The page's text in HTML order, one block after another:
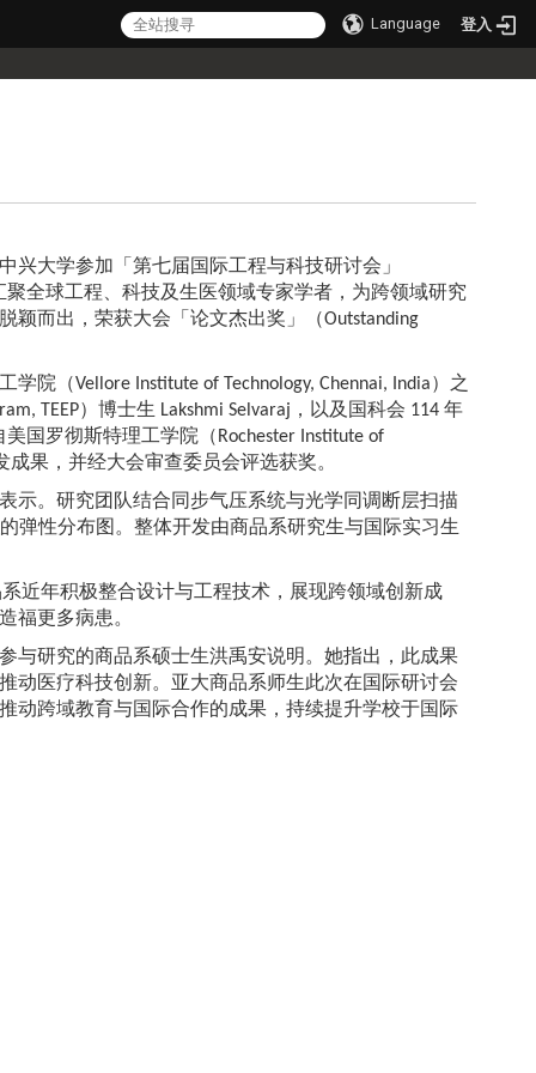
Language 登入
兴大学参加「第七届国际工程与科技研讨会」
汇聚全球工程、科技及生医领域专家学者，为跨领域研究
而出，荣获大会「论文杰出奖」（Outstanding
（Vellore Institute of Technology, Chennai, India）之
TEEP）博士生 Lakshmi Selvaraj，以及国科会 114 年
国罗彻斯特理工学院（Rochester Institute of
成果，并经大会审查委员会评选获奖。
示。研究团队结合同步气压系统与光学同调断层扫描
的弹性分布图。整体开发由商品系研究生与国际实习生
近年积极整合设计与工程技术，展现跨领域创新成
福更多病患。
与研究的商品系硕士生洪禹安说明。她指出，此成果
动医疗科技创新。亚大商品系师生此次在国际研讨会
动跨域教育与国际合作的成果，持续提升学校于国际